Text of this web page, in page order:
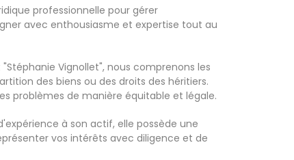
professionnelle pour gérer
avec enthousiasme et expertise tout au
Vignollet", nous comprenons les
des biens ou des droits des héritiers.
problèmes de manière équitable et légale.
à son actif, elle possède une
vos intérêts avec diligence et de